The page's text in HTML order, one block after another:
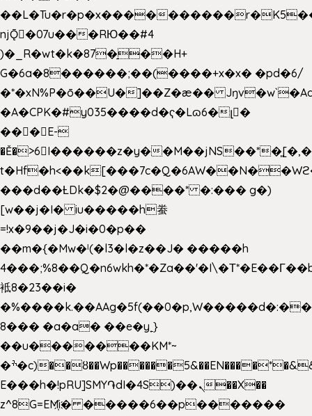
��L�Tu�r�p�x����
njǬ�07u���RЮ��#4
)�_R�wt�k�87�̠��H+
G�6a�8������;��(����+x�x� �pd�6/
�*�xN%P�ō��U�]��Z�æ��
�A�CPK�#y035����d�ҁ�Lɷ6�լ�
���E-
�Ě�>6򁊔I������z�y�
���d��ȽDk�$2�@����* �:��� g�)
[w��j�I� iu�����h䖭
=!x�9��j�J�i�0�p��
��m�{�Mw�ˡ(�l3�l�z��J� �����h
袛8�23��i�
8��� �a�a� ��e�y˿}
��u�������KM*~
�ׯ�c)��ȣ��Wp������5&��EN����*�&&6F��Le��~�P�άv����ui?
E���h�!pRU]SMY֏dI�4S)��ܢ��X��
z^8G=EM҉i� �����6��p�������